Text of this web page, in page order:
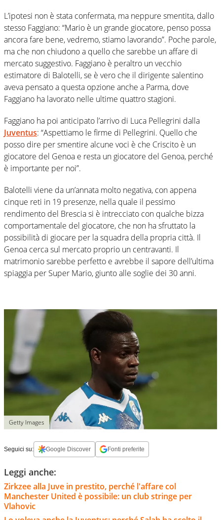
L’ipotesi non è stata confermata, ma neppure smentita, dallo
stesso Faggiano: “Mario è un grande giocatore, penso possa
ancora fare bene, vedremo, stiamo lavorando”. Poche parole,
ma che non chiudono a quello che sarebbe un affare di
mercato suggestivo. Faggiano è peraltro un vecchio
estimatore di Balotelli, se è vero che il dirigente salentino
aveva pensato a questa opzione anche a Parma, dove
Faggiano ha lavorato nelle ultime quattro stagioni.
Faggiano ha poi anticipato l’arrivo di Luca Pellegrini dalla
Juventus: “Aspettiamo le firme di Pellegrini. Quello che
posso dire per smentire alcune voci è che Criscito è un
giocatore del Genoa e resta un giocatore del Genoa, perché
è importante per noi”.
Balotelli viene da un’annata molto negativa, con appena
cinque reti in 19 presenze, nella quale il pessimo
rendimento del Brescia si è intrecciato con qualche bizza
comportamentale del giocatore, che non ha sfruttato la
possibilità di giocare per la squadra della propria città. Il
Genoa cerca sul mercato proprio un centravanti. Il
matrimonio sarebbe perfetto e avrebbe il sapore dell’ultima
spiaggia per Super Mario, giunto alle soglie dei 30 anni.
Getty Images
Seguici su: Google Discover Fonti preferite
Leggi anche:
Zirkzee alla Juve in prestito, perché l'affare col
Manchester United è possibile: un club stringe per
Vlahovic